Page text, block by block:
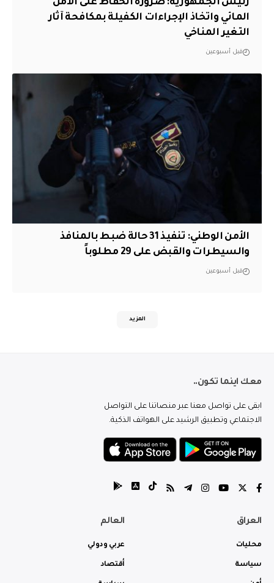
رئيس الجمهورية: ضرورة الحفاظ على الأمن
المائي واتخاذ الإجراءات الكفيلة بمكافحة آثار
التغير المناخي
قبل أسبوعين
الأمن الوطني: تنفيذ 31 حالة ضبط بالمنافذ
والسيطرات والقبض على 29 مطلوباً
قبل أسبوعين
المزيد
معك اينما تكون..
ابقى على تواصل معنا عبر منصاتنا على التواصل
الاجتماعي وتطبيق الرشيد على الهواتف الذكية.
العراق
محليات
سياسة
العالم
عربي ودولي
أقتصاد